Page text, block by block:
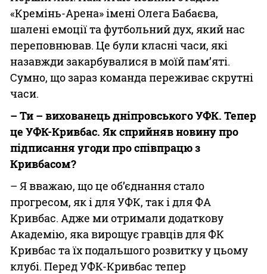
«Кремінь-Арена» імені Олега Бабаєва,
шалені емоції та футбольний дух, який нас
переповнював. Це були класні часи, які
назавжди закарбувалися в моїй пам’яті.
Сумно, що зараз команда переживає скрутні
часи.
– Ти – вихованець дніпровського УФК. Тепер
це УФК-Кривбас. Як сприйняв новину про
підписання угоди про співпрацю з
Кривбасом?
– Я вважаю, що це об’єднання стало
прогресом, як і для УФК, так і для ФА
Кривбас. Адже ми отримали додаткову
Академію, яка вирощує гравців для ФК
Кривбас та їх подальшого розвитку у цьому
клубі. Перед УФК-Кривбас тепер